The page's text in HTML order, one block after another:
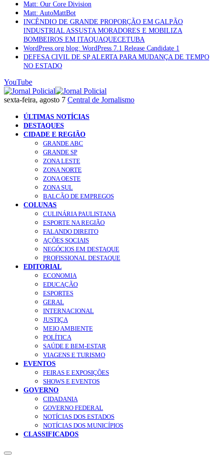
Matt: Our Core Division
Matt: AutoMattBot
INCÊNDIO DE GRANDE PROPORÇÃO EM GALPÃO
INDUSTRIAL ASSUSTA MORADORES E MOBILIZA
BOMBEIROS EM ITAQUAQUECETUBA
WordPress.org blog: WordPress 7.1 Release Candidate 1
DEFESA CIVIL DE SP ALERTA PARA MUDANÇA DE TEMPO
NO ESTADO
YouTube
sexta-feira, agosto 7 Central de Jornalismo
ÚLTIMAS NOTÍCIAS
DESTAQUES
CIDADE E REGIÃO
GRANDE ABC
GRANDE SP
ZONA LESTE
ZONA NORTE
ZONA OESTE
ZONA SUL
BALCÃO DE EMPREGOS
COLUNAS
CULINÁRIA PAULISTANA
ESPORTE NA REGIÃO
FALANDO DIREITO
AÇÕES SOCIAIS
NEGÓCIOS EM DESTAQUE
PROFISSIONAL DESTAQUE
EDITORIAL
ECONOMIA
EDUCAÇÃO
ESPORTES
GERAL
INTERNACIONAL
JUSTIÇA
MEIO AMBIENTE
POLÍTICA
SAÚDE E BEM-ESTAR
VIAGENS E TURISMO
EVENTOS
FEIRAS E EXPOSIÇÕES
SHOWS E EVENTOS
GOVERNO
CIDADANIA
GOVERNO FEDERAL
NOTÍCIAS DOS ESTADOS
NOTÍCIAS DOS MUNICÍPIOS
CLASSIFICADOS